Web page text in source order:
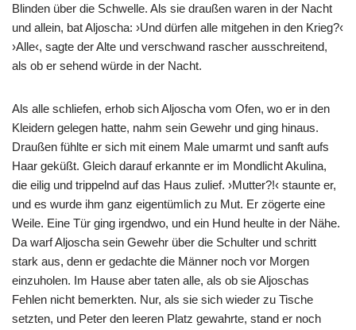
Blinden über die Schwelle. Als sie draußen waren in der Nacht
und allein, bat Aljoscha: ›Und dürfen alle mitgehen in den Krieg?‹
›Alle‹, sagte der Alte und verschwand rascher ausschreitend,
als ob er sehend würde in der Nacht.
Als alle schliefen, erhob sich Aljoscha vom Ofen, wo er in den
Kleidern gelegen hatte, nahm sein Gewehr und ging hinaus.
Draußen fühlte er sich mit einem Male umarmt und sanft aufs
Haar geküßt. Gleich darauf erkannte er im Mondlicht Akulina,
die eilig und trippelnd auf das Haus zulief. ›Mutter?!‹ staunte er,
und es wurde ihm ganz eigentümlich zu Mut. Er zögerte eine
Weile. Eine Tür ging irgendwo, und ein Hund heulte in der Nähe.
Da warf Aljoscha sein Gewehr über die Schulter und schritt
stark aus, denn er gedachte die Männer noch vor Morgen
einzuholen. Im Hause aber taten alle, als ob sie Aljoschas
Fehlen nicht bemerkten. Nur, als sie sich wieder zu Tische
setzten, und Peter den leeren Platz gewahrte, stand er noch